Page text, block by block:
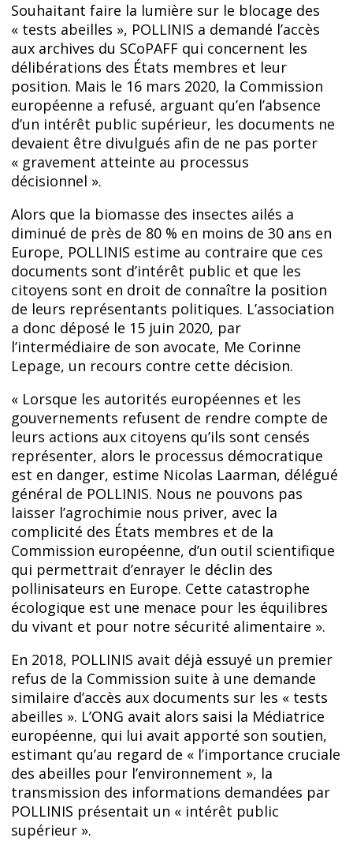
Souhaitant faire la lumière sur le blocage des
« tests abeilles », POLLINIS a demandé l’accès
aux archives du SCoPAFF qui concernent les
délibérations des États membres et leur
position. Mais le 16 mars 2020, la Commission
européenne a refusé, arguant qu’en l’absence
d’un intérêt public supérieur, les documents ne
devaient être divulgués afin de ne pas porter
« gravement atteinte au processus
décisionnel ».
Alors que la biomasse des insectes ailés a
diminué de près de 80 % en moins de 30 ans en
Europe, POLLINIS estime au contraire que ces
documents sont d’intérêt public et que les
citoyens sont en droit de connaître la position
de leurs représentants politiques. L’association
a donc déposé le 15 juin 2020, par
l’intermédiaire de son avocate, Me Corinne
Lepage, un recours contre cette décision.
« Lorsque les autorités européennes et les
gouvernements refusent de rendre compte de
leurs actions aux citoyens qu’ils sont censés
représenter, alors le processus démocratique
est en danger, estime Nicolas Laarman, délégué
général de POLLINIS. Nous ne pouvons pas
laisser l’agrochimie nous priver, avec la
complicité des États membres et de la
Commission européenne, d’un outil scientifique
qui permettrait d’enrayer le déclin des
pollinisateurs en Europe. Cette catastrophe
écologique est une menace pour les équilibres
du vivant et pour notre sécurité alimentaire ».
En 2018, POLLINIS avait déjà essuyé un premier
refus de la Commission suite à une demande
similaire d’accès aux documents sur les « tests
abeilles ». L’ONG avait alors saisi la Médiatrice
européenne, qui lui avait apporté son soutien,
estimant qu’au regard de « l’importance cruciale
des abeilles pour l’environnement », la
transmission des informations demandées par
POLLINIS présentait un « intérêt public
supérieur ».